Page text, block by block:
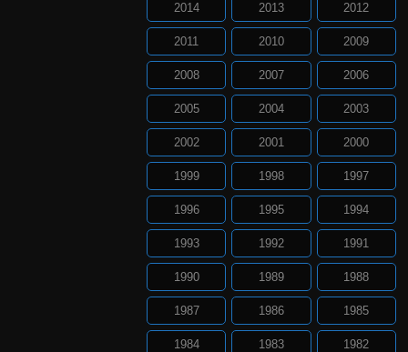
2014 2013 2012
2011 2010 2009
2008 2007 2006
2005 2004 2003
2002 2001 2000
1999 1998 1997
1996 1995 1994
1993 1992 1991
1990 1989 1988
1987 1986 1985
1984 1983 1982